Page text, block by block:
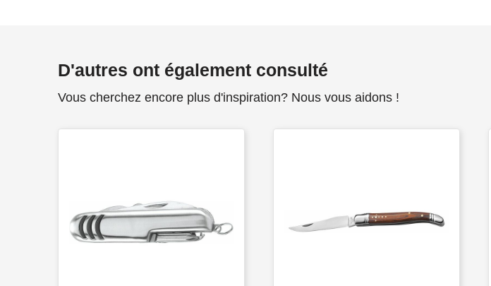
D'autres ont également consulté
Vous cherchez encore plus d'inspiration? Nous vous aidons !